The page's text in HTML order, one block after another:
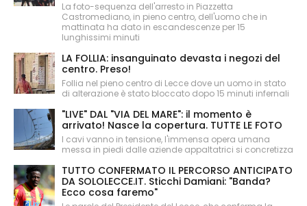
La foto-sequenza dell'arresto in Piazzetta
Castromediano, in pieno centro, dell'uomo che in
mattinata ha dato in escandescenze per 15
lunghissimi minuti
LA FOLLIA: insanguinato devasta i negozi del
centro. Preso!
Follia nel pieno centro di Lecce dove un uomo in stato
di alterazione è stato bloccato dopo 15 minuti infernali
"LIVE" DAL "VIA DEL MARE": il momento è
arrivato! Nasce la copertura. TUTTE LE FOTO
I cavi vanno in tensione, l'immensa opera umana
messa in piedi dalle aziende appaltatrici si concretizza
TUTTO CONFERMATO IL PERCORSO ANTICIPATO
DA SOLOLECCE.IT. Sticchi Damiani: "Banda?
Ecco cosa faremo"